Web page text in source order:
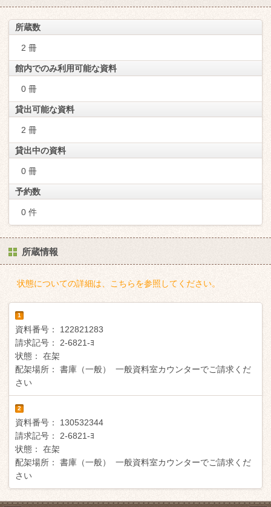
所蔵数
2 冊
館内でのみ利用可能な資料
0 冊
貸出可能な資料
2 冊
貸出中の資料
0 冊
予約数
0 件
所蔵情報
状態についての詳細は、こちらを参照してください。
1
資料番号：
122821283
請求記号：
2-6821-ﾖ
状態：
在架
配架場所：
書庫（一般） 一般資料室カウンターでご請求くだ
さい
2
資料番号：
130532344
請求記号：
2-6821-ﾖ
状態：
在架
配架場所：
書庫（一般） 一般資料室カウンターでご請求くだ
さい